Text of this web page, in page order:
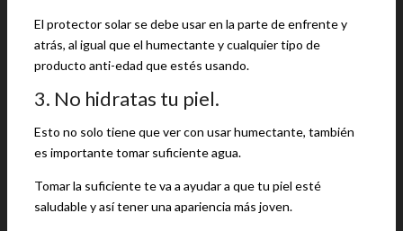
El protector solar se debe usar en la parte de enfrente y
atrás, al igual que el humectante y cualquier tipo de
producto anti-edad que estés usando.
3. No hidratas tu piel.
Esto no solo tiene que ver con usar humectante, también
es importante tomar suficiente agua.
Tomar la suficiente te va a ayudar a que tu piel esté
saludable y así tener una apariencia más joven.